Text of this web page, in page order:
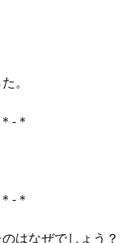
。
-＊
-＊
はなぜでしょう？